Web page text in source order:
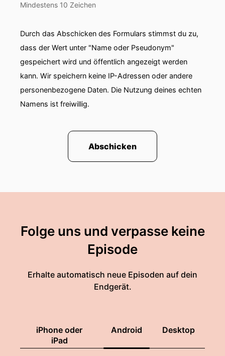
Mindestens 10 Zeichen
Durch das Abschicken des Formulars stimmst du zu,
dass der Wert unter "Name oder Pseudonym"
gespeichert wird und öffentlich angezeigt werden
kann. Wir speichern keine IP-Adressen oder andere
personenbezogene Daten. Die Nutzung deines echten
Namens ist freiwillig.
Abschicken
Folge uns und verpasse keine
Episode
Erhalte automatisch neue Episoden auf dein
Endgerät.
iPhone oder
iPad
Android Desktop